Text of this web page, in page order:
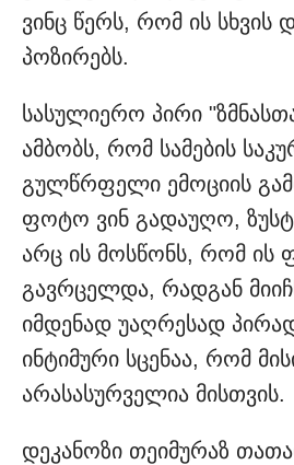
ვინც წერს, რომ ის სხვის
პოზირებს.
სასულიერო პირი
ამბობს, რომ სამების
გულწრფელი ემოციის
ფოტო ვინ გადაუღო,
არც ის მოსწონს, რომ ის
გავრცელდა, რადგან
იმდენად უაღრესად
ინტიმური სცენაა, რომ
არასასურველია მისთვის.
დეკანოზი თეიმურაზ